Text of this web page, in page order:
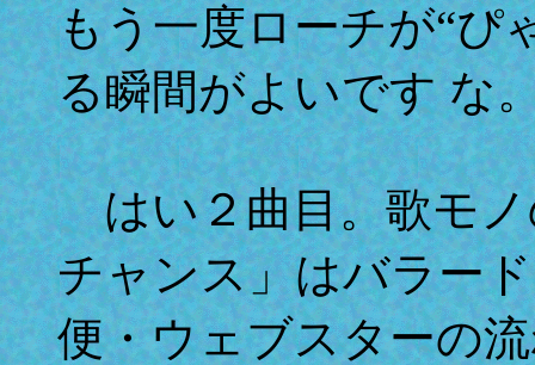
もう一度ローチが“ぴ
る瞬間がよいです な
はい２曲目。歌モノ
チャンス」はバラー
便・ウェブスターの